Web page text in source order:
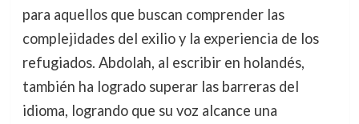
para aquellos que buscan comprender las
complejidades del exilio y la experiencia de los
refugiados. Abdolah, al escribir en holandés,
también ha logrado superar las barreras del
idioma, logrando que su voz alcance una